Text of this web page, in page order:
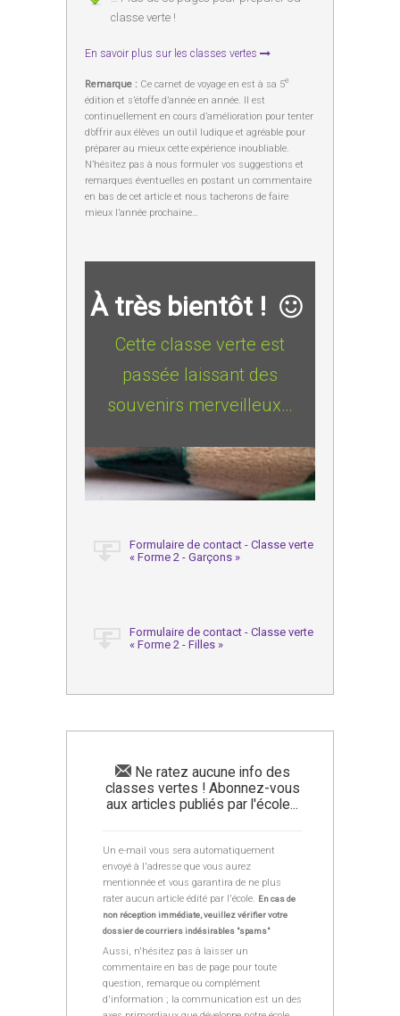
classe verte !
En savoir plus sur les classes vertes
Remarque : Ce carnet de voyage en est à sa 5e
édition et s’étoffe d’année en année. Il est
continuellement en cours d’amélioration pour tenter
d’offrir aux élèves un outil ludique et agréable pour
préparer au mieux cette expérience inoubliable.
N’hésitez pas à nous formuler vos suggestions et
remarques éventuelles en postant un commentaire
en bas de cet article et nous tacherons de faire
mieux l’année prochaine…
À très bientôt !
Cette classe verte est
passée laissant des
souvenirs merveilleux…
Formulaire de contact - Classe verte
« Forme 2 - Garçons »
Formulaire de contact - Classe verte
« Forme 2 - Filles »
Ne ratez aucune info des
classes vertes ! Abonnez-vous
aux articles publiés par l'école...
Un e-mail vous sera automatiquement
envoyé à l'adresse que vous aurez
mentionnée et vous garantira de ne plus
rater aucun article édité par l'école. En cas de
non réception immédiate, veuillez vérifier votre
dossier de courriers indésirables "spams"
Aussi, n'hésitez pas à laisser un
commentaire en bas de page pour toute
question, remarque ou complément
d'information ; la communication est un des